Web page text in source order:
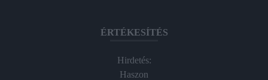
ÉRTÉKESÍTÉS
Hirdetés:
Haszon